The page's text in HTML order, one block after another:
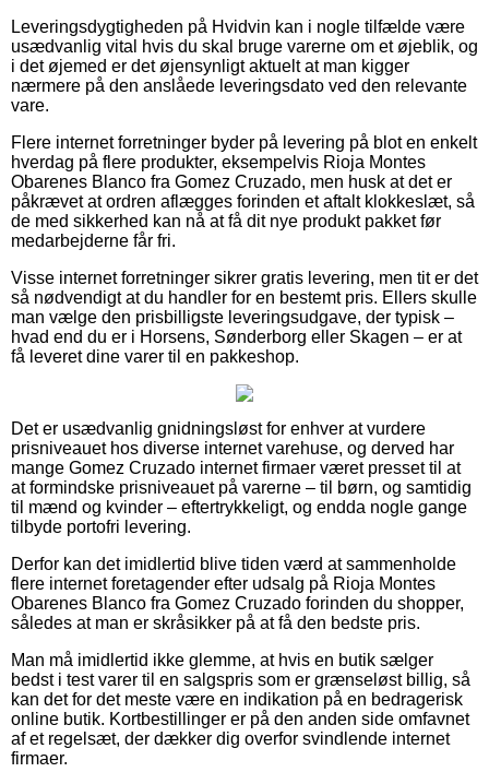
Leveringsdygtigheden på Hvidvin kan i nogle tilfælde være
usædvanlig vital hvis du skal bruge varerne om et øjeblik, og
i det øjemed er det øjensynligt aktuelt at man kigger
nærmere på den anslåede leveringsdato ved den relevante
vare.
Flere internet forretninger byder på levering på blot en enkelt
hverdag på flere produkter, eksempelvis Rioja Montes
Obarenes Blanco fra Gomez Cruzado, men husk at det er
påkrævet at ordren aflægges forinden et aftalt klokkeslæt, så
de med sikkerhed kan nå at få dit nye produkt pakket før
medarbejderne får fri.
Visse internet forretninger sikrer gratis levering, men tit er det
så nødvendigt at du handler for en bestemt pris. Ellers skulle
man vælge den prisbilligste leveringsudgave, der typisk –
hvad end du er i Horsens, Sønderborg eller Skagen – er at
få leveret dine varer til en pakkeshop.
Det er usædvanlig gnidningsløst for enhver at vurdere
prisniveauet hos diverse internet varehuse, og derved har
mange Gomez Cruzado internet firmaer været presset til at
at formindske prisniveauet på varerne – til børn, og samtidig
til mænd og kvinder – eftertrykkeligt, og endda nogle gange
tilbyde portofri levering.
Derfor kan det imidlertid blive tiden værd at sammenholde
flere internet foretagender efter udsalg på Rioja Montes
Obarenes Blanco fra Gomez Cruzado forinden du shopper,
således at man er skråsikker på at få den bedste pris.
Man må imidlertid ikke glemme, at hvis en butik sælger
bedst i test varer til en salgspris som er grænseløst billig, så
kan det for det meste være en indikation på en bedragerisk
online butik. Kortbestillinger er på den anden side omfavnet
af et regelsæt, der dækker dig overfor svindlende internet
firmaer.